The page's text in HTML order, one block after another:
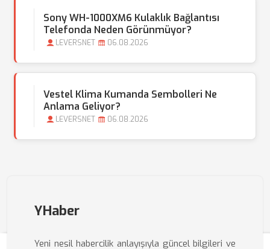
Sony WH-1000XM6 Kulaklık Bağlantısı
Telefonda Neden Görünmüyor?
LEVERSNET 06.08.2026
Vestel Klima Kumanda Sembolleri Ne
Anlama Geliyor?
LEVERSNET 06.08.2026
YHaber
Yeni nesil habercilik anlayışıyla güncel bilgileri ve